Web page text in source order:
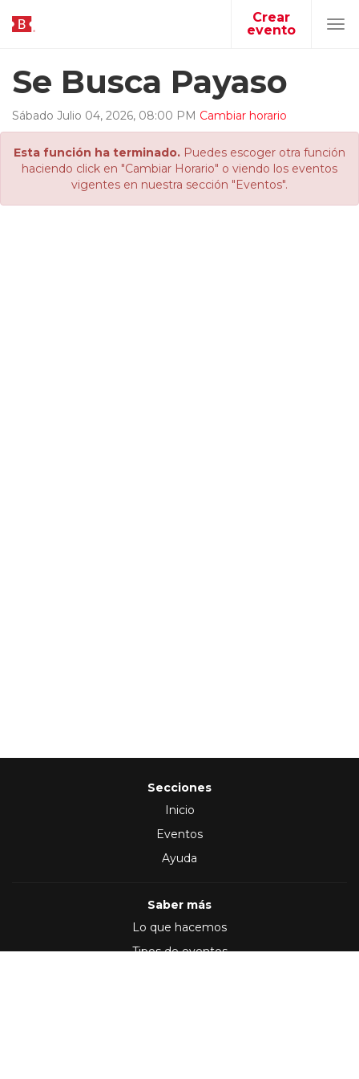
Crear
evento
Se Busca Payaso
Sábado Julio 04, 2026, 08:00 PM Cambiar horario
Esta función ha terminado. Puedes escoger otra función
haciendo click en "Cambiar Horario" o viendo los eventos
vigentes en nuestra sección "Eventos".
Secciones
Inicio
Eventos
Ayuda
Saber más
Lo que hacemos
Tipos de eventos